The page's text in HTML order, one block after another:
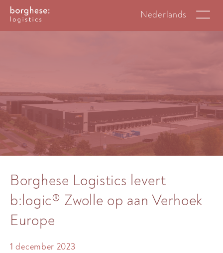
Nederlands
Borghese Logistics levert
b:logic® Zwolle op aan Verhoek
Europe
1 december 2023